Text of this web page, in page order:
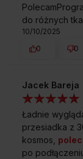
do różnych
10/10/2025
0
0
Jacek Bareja
Ładnie
przesiadka z
kosmos,
po